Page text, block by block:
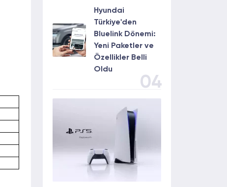
Hyundai
Türkiye'den
Bluelink Dönemi:
Yeni Paketler ve
Özellikler Belli
Oldu
04